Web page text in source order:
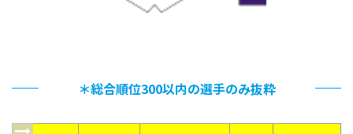
＊総合順位300以内の選手のみ抜粋